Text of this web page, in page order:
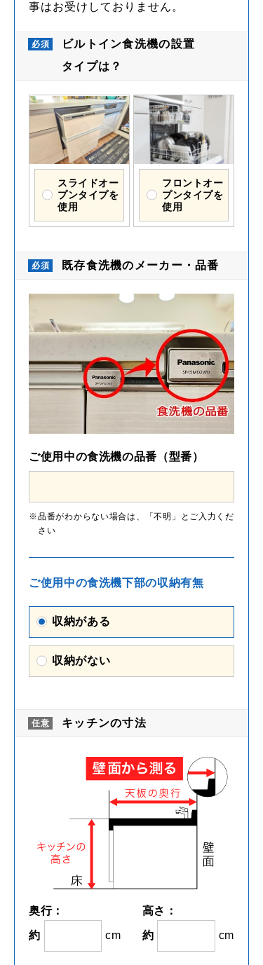
事はお受けしておりません。
ビルトイン食洗機の設置
タイプは？
スライドオー
プンタイプを
使用
フロントオー
プンタイプを
使用
既存食洗機のメーカー・品番
ご使用中の食洗機の品番（型番）
品番がわからない場合は、「不明」とご入力くだ
さい
ご使用中の食洗機下部の収納有無
収納がある
収納がない
キッチンの寸法
奥行：
約 cm
高さ：
約 cm